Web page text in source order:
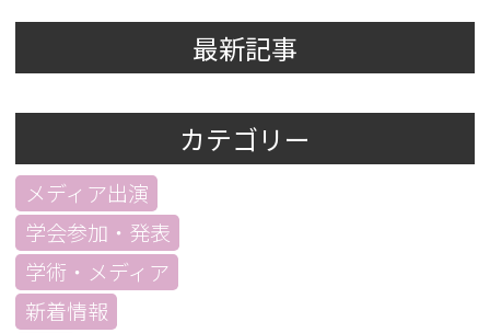
最新記事
カテゴリー
メディア出演
学会参加・発表
学術・メディア
新着情報